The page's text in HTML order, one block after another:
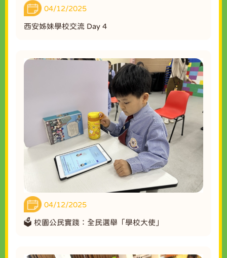
04/12/2025
西安姊妹學校交流 Day 4
04/12/2025
🗳️ 校園公民實踐：全民選舉「學校大使」